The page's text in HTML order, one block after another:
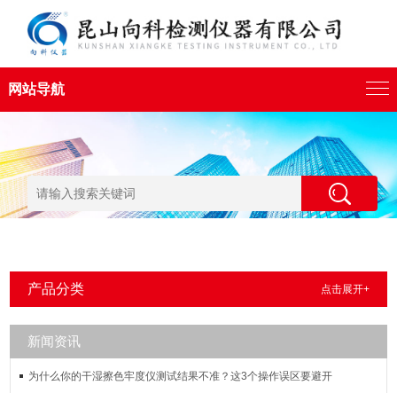
网站导航
产品分类 点击展开+
新闻资讯
为什么你的干湿擦色牢度仪测试结果不准？这3个操作误区要避开